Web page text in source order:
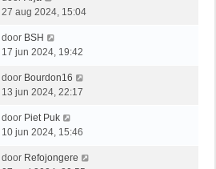
27 aug 2024, 15:04
door BSH
17 jun 2024, 19:42
door Bourdon16
13 jun 2024, 22:17
door Piet Puk
10 jun 2024, 15:46
door Refojongere